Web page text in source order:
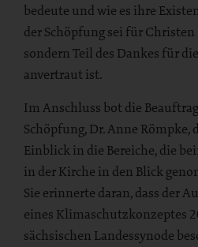
bedeute und wie es ihre
der Schöpfung sei für
sondern Teil des Dankes für
anvertraut ist.
Im Anschluss bot die
Schöpfung, Dr. Anne Römpke,
Einblick in die Bereiche, die
in der Kirche in den Blick
Sie erinnerte daran, dass der
eines Klimaschutzkonzeptes
sächsischen Landessynode